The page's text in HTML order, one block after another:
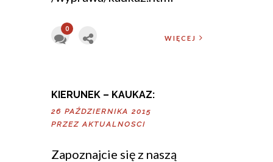
0
WIĘCEJ
KIERUNEK – KAUKAZ:
26 PAŹDZIERNIKA 2015
PRZEZ AKTUALNOSCI
Zapoznajcie się z naszą